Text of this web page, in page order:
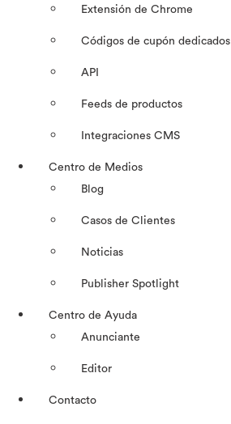
Extensión de Chrome
Códigos de cupón dedicados
API
Feeds de productos
Integraciones CMS
Centro de Medios
Blog
Casos de Clientes
Noticias
Publisher Spotlight
Centro de Ayuda
Anunciante
Editor
Contacto